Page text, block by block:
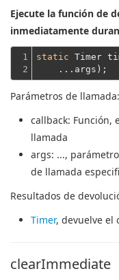
Ejecute la función de
inmediatamente
1
2
static Timer
    ...args);
Parámetros de llamada:
callback: Función,
llamada
args: ...,
de llamada
Resultados de
Timer, devuelve el
clearImmediate